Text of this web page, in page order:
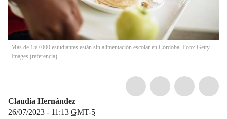
Más de 150.000 estudiantes están sin alimentación escolar en Córdoba. Foto: Getty
Images (referencia).
Claudia Hernández
26/07/2023 - 11:13 GMT-5